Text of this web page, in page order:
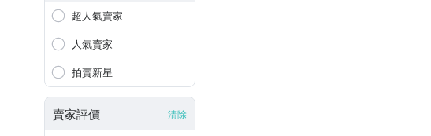
超人氣賣家
人氣賣家
拍賣新星
賣家評價 清除